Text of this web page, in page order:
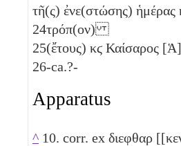
τῆ(ς) ἐνε(στώσης)
24τρόπ(ον)
25(ἔτους) κϛ Καίσαρος
26-ca.?-
Apparatus
^ 10. corr. ex διεφθαρ